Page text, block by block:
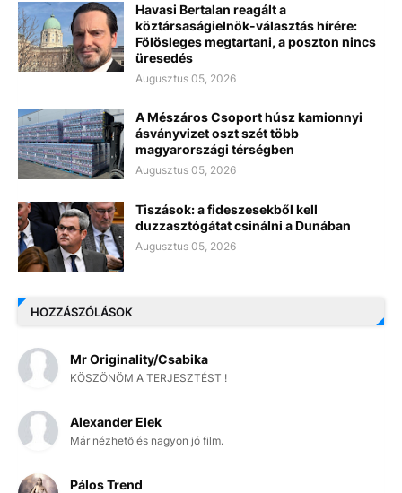
Havasi Bertalan reagált a
köztársaságielnök-választás hírére:
Fölösleges megtartani, a poszton nincs
üresedés
Augusztus 05, 2026
A Mészáros Csoport húsz kamionnyi
ásványvizet oszt szét több
magyarországi térségben
Augusztus 05, 2026
Tiszások: a fideszesekből kell
duzzasztógátat csinálni a Dunában
Augusztus 05, 2026
HOZZÁSZÓLÁSOK
Mr Originality/Csabika
KÖSZÖNÖM A TERJESZTÉST !
Alexander Elek
Már nézhető és nagyon jó film.
Pálos Trend